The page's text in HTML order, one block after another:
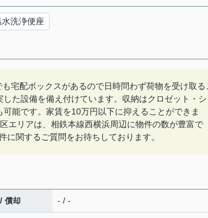
水洗浄便座
宅配ボックスがあるので日時問わず荷物を受け取る
た設備を備え付けています。収納はクロゼット・
能です。家賃を10万円以下に抑えることができま
エリアは、相鉄本線西横浜周辺に物件の数が豊富で
関するご質問をお待ちしております。
償却 - / -